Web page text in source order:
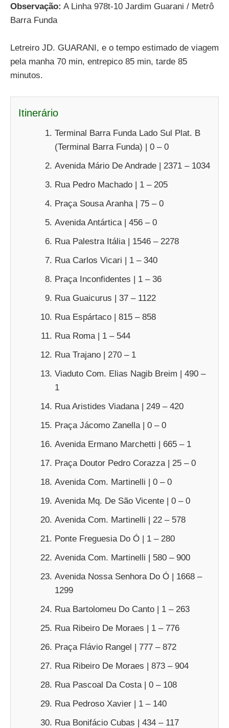
Observação: A Linha 978t-10 Jardim Guarani / Metrô
Barra Funda
Letreiro JD. GUARANI, e o tempo estimado de viagem
pela manha 70 min, entrepico 85 min, tarde 85
minutos.
Itinerário
Terminal Barra Funda Lado Sul Plat. B
(Terminal Barra Funda) | 0 – 0
Avenida Mário De Andrade | 2371 – 1034
Rua Pedro Machado | 1 – 205
Praça Sousa Aranha | 75 – 0
Avenida Antártica | 456 – 0
Rua Palestra Itália | 1546 – 2278
Rua Carlos Vicari | 1 – 340
Praça Inconfidentes | 1 – 36
Rua Guaicurus | 37 – 1122
Rua Espártaco | 815 – 858
Rua Roma | 1 – 544
Rua Trajano | 270 – 1
Viaduto Com. Elias Nagib Breim | 490 –
1
Rua Aristides Viadana | 249 – 420
Praça Jácomo Zanella | 0 – 0
Avenida Ermano Marchetti | 665 – 1
Praça Doutor Pedro Corazza | 25 – 0
Avenida Com. Martinelli | 0 – 0
Avenida Mq. De São Vicente | 0 – 0
Avenida Com. Martinelli | 22 – 578
Ponte Freguesia Do Ó | 1 – 280
Avenida Com. Martinelli | 580 – 900
Avenida Nossa Senhora Do Ó | 1668 –
1299
Rua Bartolomeu Do Canto | 1 – 263
Rua Ribeiro De Moraes | 1 – 776
Praça Flávio Rangel | 777 – 872
Rua Ribeiro De Moraes | 873 – 904
Rua Pascoal Da Costa | 0 – 108
Rua Pedroso Xavier | 1 – 140
Rua Bonifácio Cubas | 434 – 117